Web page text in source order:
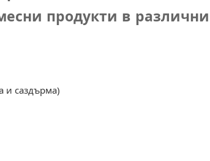
продукти в различни
и саздърма)